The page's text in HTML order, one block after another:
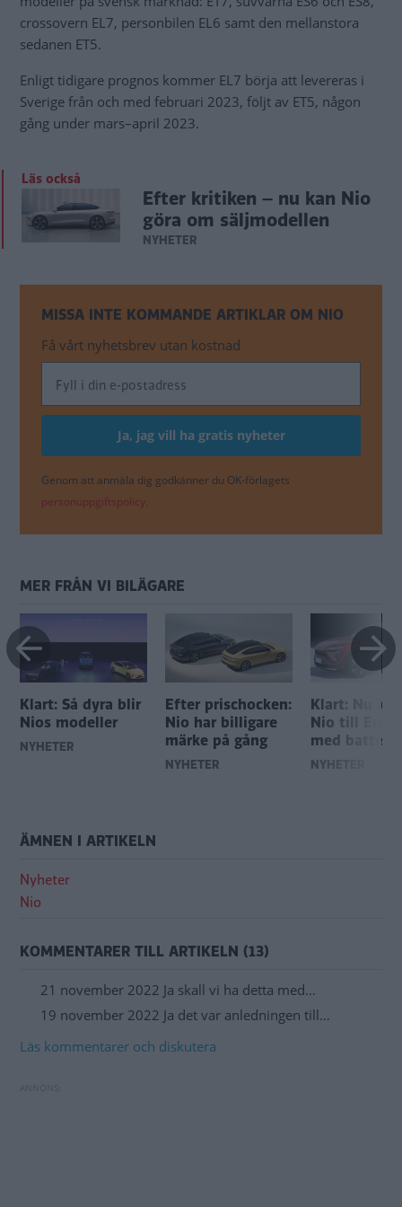
crossovern EL7, personbilen EL6 samt den mellanstora
sedanen ET5.
Enligt tidigare prognos kommer EL7 börja att levereras i
Sverige från och med februari 2023, följt av ET5, någon
gång under mars–april 2023.
Läs också
Efter kritiken – nu kan Nio
göra om säljmodellen
NYHETER
MISSA INTE KOMMANDE ARTIKLAR OM NIO
Få vårt nyhetsbrev utan kostnad
Genom att anmäla dig godkänner du OK-förlagets
personuppgiftspolicy.
MER FRÅN VI BILÄGARE
Klart: Så dyra blir
Nios modeller
NYHETER
Efter prischocken:
Nio har billigare
märke på gång
NYHETER
Klart: Nu
Nio till
med
NYHETER
ÄMNEN I ARTIKELN
Nyheter
Nio
KOMMENTARER TILL ARTIKELN (13)
21 november 2022 Ja skall vi ha detta med…
19 november 2022 Ja det var anledningen till…
Läs kommentarer och diskutera